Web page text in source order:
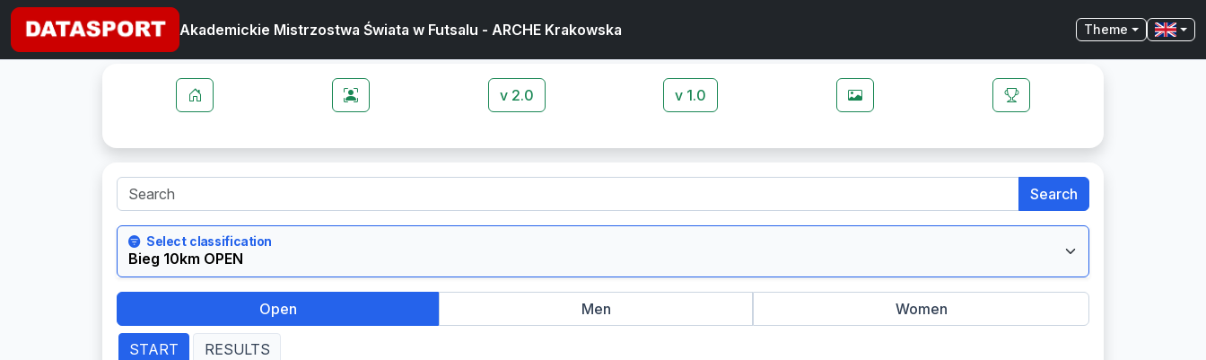
Akademickie Mistrzostwa Świata w Futsalu - ARCHE Krakowska Theme
v 2.0 v 1.0
Search
Select classification
Open Men Women
START RESULTS